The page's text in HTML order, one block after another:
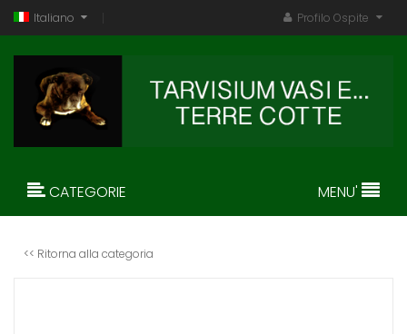
Italiano Profilo Ospite
CATEGORIE MENU'
<< Ritorna alla categoria